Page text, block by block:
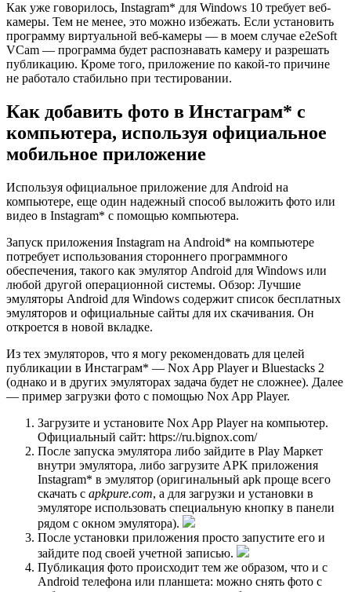
Как уже говорилось, Instagram* для Windows 10 требует веб-
камеры. Тем не менее, это можно избежать. Если установить
программу виртуальной веб-камеры — в моем случае e2eSoft
VCam — программа будет распознавать камеру и разрешать
публикацию. Кроме того, приложение по какой-то причине
не работало стабильно при тестировании.
Как добавить фото в Инстаграм* с
компьютера, используя официальное
мобильное приложение
Используя официальное приложение для Android на
компьютере, еще один надежный способ выложить фото или
видео в Instagram* с помощью компьютера.
Запуск приложения Instagram на Android* на компьютере
потребует использования стороннего программного
обеспечения, такого как эмулятор Android для Windows или
любой другой операционной системы. Обзор: Лучшие
эмуляторы Android для Windows содержит список бесплатных
эмуляторов и официальные сайты для их скачивания. Он
откроется в новой вкладке.
Из тех эмуляторов, что я могу рекомендовать для целей
публикации в Инстаграм* — Nox App Player и Bluestacks 2
(однако и в других эмуляторах задача будет не сложнее). Далее
— пример загрузки фото с помощью Nox App Player.
Загрузите и установите Nox App Player на компьютер.
Официальный сайт: https://ru.bignox.com/
После запуска эмулятора либо зайдите в Play Маркет
внутри эмулятора, либо загрузите APK приложения
Instagram* в эмулятор (оригинальный apk проще всего
скачать с apkpure.com, а для загрузки и установки в
эмуляторе использовать специальную кнопку в панели
рядом с окном эмулятора).
После установки приложения просто запустите его и
зайдите под своей учетной записью.
Публикация фото происходит тем же образом, что и с
Android телефона или планшета: можно снять фото с